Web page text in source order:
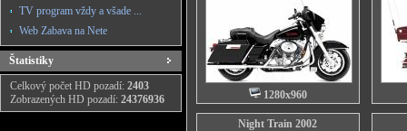
TV program vždy a všade ...
Web Zabava na Nete
Štatistiky
Celkový počet HD pozadí: 2403
Zobrazených HD pozadí: 24376936 1280x960
Night Train 2002